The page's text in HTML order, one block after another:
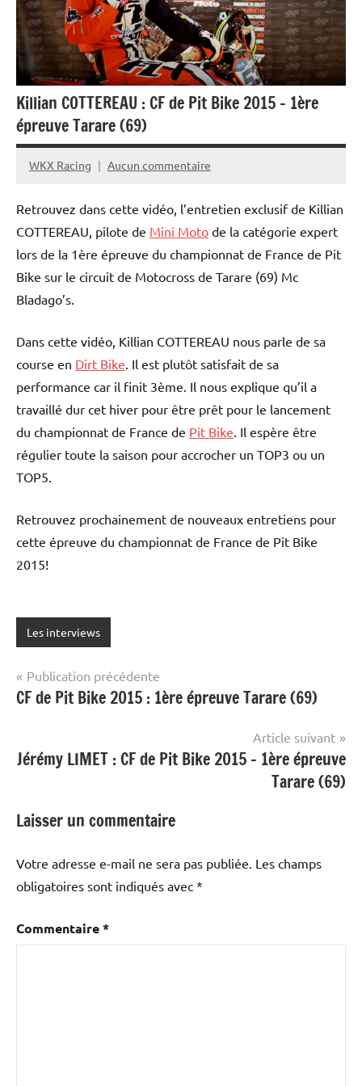
et
Mini
Moto
Killian COTTEREAU : CF de Pit Bike 2015 – 1ère
épreuve Tarare (69)
5
2015
WKX Racing Aucun commentaire
Retrouvez dans cette vidéo, l’entretien exclusif de Killian
COTTEREAU, pilote de Mini Moto de la catégorie expert
lors de la 1ère épreuve du championnat de France de Pit
Bike sur le circuit de Motocross de Tarare (69) Mc
Bladago’s.
Dans cette vidéo, Killian COTTEREAU nous parle de sa
course en Dirt Bike . Il est plutôt satisfait de sa
performance car il finit 3ème. Il nous explique qu’il a
travaillé dur cet hiver pour être prêt pour le lancement
du championnat de France de Pit Bike . Il espère être
régulier toute la saison pour accrocher un TOP3 ou un
TOP5.
Retrouvez prochainement de nouveaux entretiens pour
cette épreuve du championnat de France de Pit Bike
2015!
Les interviews
Navigation
de
Publication précédente
CF de Pit Bike 2015 : 1ère épreuve Tarare (69)
Article suivant
Jérémy LIMET : CF de Pit Bike 2015 – 1ère épreuve
Tarare (69)
Laisser un commentaire
Votre adresse e-mail ne sera pas publiée. Les champs
obligatoires sont indiqués avec *
Commentaire*